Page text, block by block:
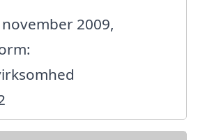
2009,